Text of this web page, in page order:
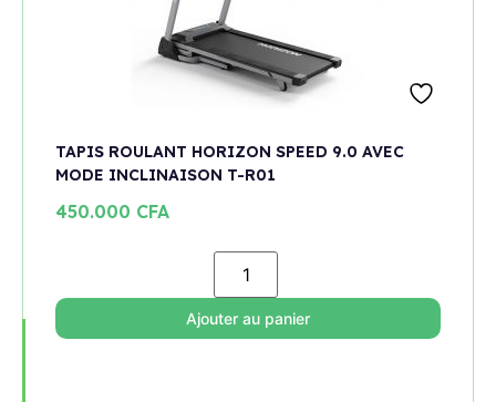
TAPIS ROULANT HORIZON SPEED 9.0 AVEC
MODE INCLINAISON T-R01
450.000 CFA
Ajouter au panier